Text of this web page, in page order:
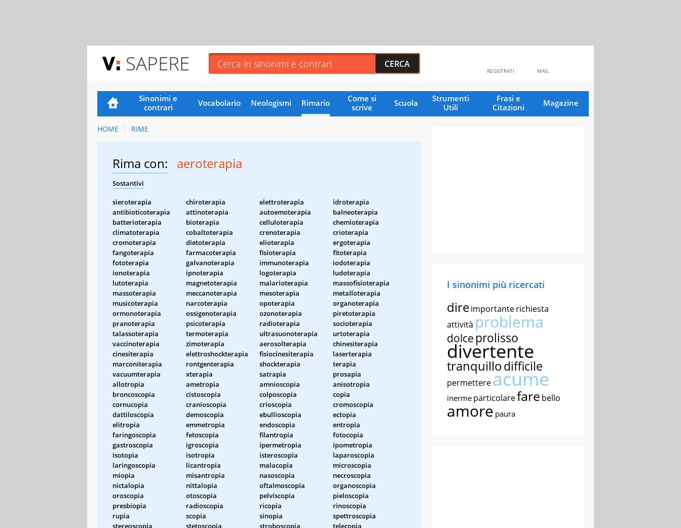
SAPERE MAIL
REGISTRATI
Sinonimi e
contrari
Vocabolario Neologismi Rimario
Come si
scrive
Scuola
Strumenti
Utili
Frasi e
Citazioni
Magazine
HOME RIME
Rima con: aeroterapia
Sostantivi
sieroterapia chiroterapia elettroterapia
idroterapia
antibioticoterapia
attinoterapia autoemoterapia
balneoterapia
batterioterapia
bioterapia celluloterapia
chemioterapia
climatoterapia
cobaltoterapia crenoterapia
crioterapia
cromoterapia
dietoterapia elioterapia
ergoterapia
fangoterapia
farmacoterapia fisioterapia
fitoterapia
fototerapia
galvanoterapia immunoterapia
iodoterapia
ionoterapia
ipnoterapia logoterapia
ludoterapia
lutoterapia
magnetoterapia malarioterapia
massofisioterapia
massoterapia
meccanoterapia mesoterapia
metalloterapia
musicoterapia
narcoterapia opoterapia
organoterapia
ormonoterapia
ossigenoterapia ozonoterapia
piretoterapia
pranoterapia
psicoterapia radioterapia
socioterapia
talassoterapia
termoterapia ultrasuonoterapia
urtoterapia
vaccinoterapia
zimoterapia aerosolterapia
chinesiterapia
cinesiterapia
elettroshockterapia fisiocinesiterapia
laserterapia
marconiterapia
rontgenterapia shockterapia
terapia
vacuumterapia
xterapia satrapia
prosapia
allotropia
ametropia amnioscopia
anisotropia
broncoscopia
cistoscopia colposcopia
copia
cornucopia
cranioscopia crioscopia
cromoscopia
dattiloscopia
demoscopia ebullioscopia
ectopia
elitropia
emmetropia endoscopia
entropia
faringoscopia
fetoscopia filantropia
fotocopia
gastroscopia
igroscopia ipermetropia
ipometropia
isotopia
isotropia isteroscopia
laparoscopia
laringoscopia
licantropia malacopia
microscopia
miopia
misantropia nasoscopia
necroscopia
nictalopia
nittalopia oftalmoscopia
organoscopia
oroscopia
otoscopia pelviscopia
pieloscopia
presbiopia
radioscopia ricopia
rinoscopia
rupia
scopia sinopia
spettroscopia
stereoscopia
stetoscopia stroboscopia
telecopia
I sinonimi più ricercati
direimportanterichiesta
attività problema
dolce prolisso
divertente
tranquillodifficile
permettereacume
inerme particolarefare bello
amore paura